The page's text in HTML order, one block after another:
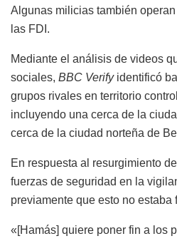
Algunas milicias también
las FDI.
Mediante el análisis de videos
sociales, BBC Verifyidentificó
grupos rivales en territorio
incluyendo una cerca de la
cerca de la ciudad norteña de
En respuesta al resurgimiento
fuerzas de seguridad en la
previamente que esto no estaba
«[Hamás] quiere poner fin a los